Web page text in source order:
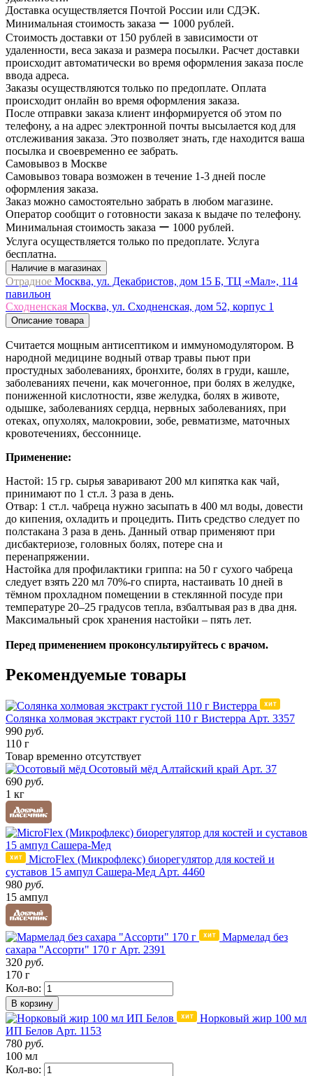
Доставка осуществляется Почтой России или СДЭК.
Минимальная стоимость заказа ー 1000 рублей.
Стоимость доставки от 150 рублей в зависимости от
удаленности, веса заказа и размера посылки. Расчет доставки
происходит автоматически во время оформления заказа после
ввода адреса.
Заказы осуществляются только по предоплате. Оплата
происходит онлайн во время оформления заказа.
После отправки заказа клиент информируется об этом по
телефону, а на адрес электронной почты высылается код для
отслеживания заказа. Это позволяет знать, где находится ваша
посылка и своевременно ее забрать.
Самовывоз в Москве
Самовывоз товара возможен в течение 1-3 дней после
оформления заказа.
Заказ можно самостоятельно забрать в любом магазине.
Оператор сообщит о готовности заказа к выдаче по телефону.
Минимальная стоимость заказа ー 1000 рублей.
Услуга осуществляется только по предоплате. Услуга
бесплатна.
Наличие в магазинах
Отрадное Москва, ул. Декабристов, дом 15 Б, ТЦ «Мал», 114
павильон
Сходненская Москва, ул. Сходненская, дом 52, корпус 1
Описание товара
Считается мощным антисептиком и иммуномодулятором. В
народной медицине водный отвар травы пьют при
простудных заболеваниях, бронхите, болях в груди, кашле,
заболеваниях печени, как мочегонное, при болях в желудке,
пониженной кислотности, язве желудка, болях в животе,
одышке, заболеваниях сердца, нервных заболеваниях, при
отеках, опухолях, малокровии, зобе, ревматизме, маточных
кровотечениях, бессоннице.
Применение:
Настой: 15 гр. сырья заваривают 200 мл кипятка как чай,
принимают по 1 ст.л. 3 раза в день.
Отвар: 1 ст.л. чабреца нужно засыпать в 400 мл воды, довести
до кипения, охладить и процедить. Пить средство следует по
полстакана 3 раза в день. Данный отвар применяют при
дисбактериозе, головных болях, потере сна и
перенапряжении.
Настойка для профилактики гриппа: на 50 г сухого чабреца
следует взять 220 мл 70%-го спирта, настаивать 10 дней в
тёмном прохладном помещении в стеклянной посуде при
температуре 20–25 градусов тепла, взбалтывая раз в два дня.
Максимальный срок хранения настойки – пять лет.
Перед применением проконсультируйтесь с врачом.
Рекомендуемые товары
Солянка холмовая экстракт густой 110 г Вистерра Арт. 3357
990 руб.
110 г
Товар временно отсутствует
Осотовый мёд Алтайский край Арт. 37
690 руб.
1 кг
MicroFlex (Микрофлекс) биорегулятор для костей и
суставов 15 ампул Сашера-Мед Арт. 4460
980 руб.
15 ампул
Мармелад без
сахара "Ассорти" 170 г Арт. 2391
320 руб.
170 г
Кол-во:
В корзину
Норковый жир 100 мл
ИП Белов Арт. 1153
780 руб.
100 мл
Кол-во: